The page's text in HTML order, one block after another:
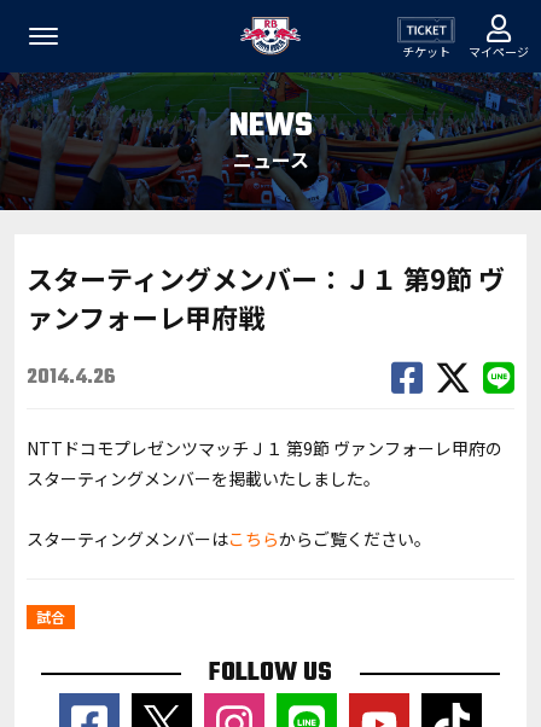
チケット マイページ
NEWS
ニュース
スターティングメンバー：Ｊ１ 第9節 ヴ
ァンフォーレ甲府戦
2014.4.26
NTTドコモプレゼンツマッチＪ１ 第9節 ヴァンフォーレ甲府の
スターティングメンバーを掲載いたしました。
スターティングメンバーはこちらからご覧ください。
試合
FOLLOW US